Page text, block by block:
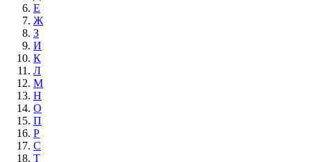
Е
Ж
З
И
К
Л
М
Н
О
П
Р
С
Т